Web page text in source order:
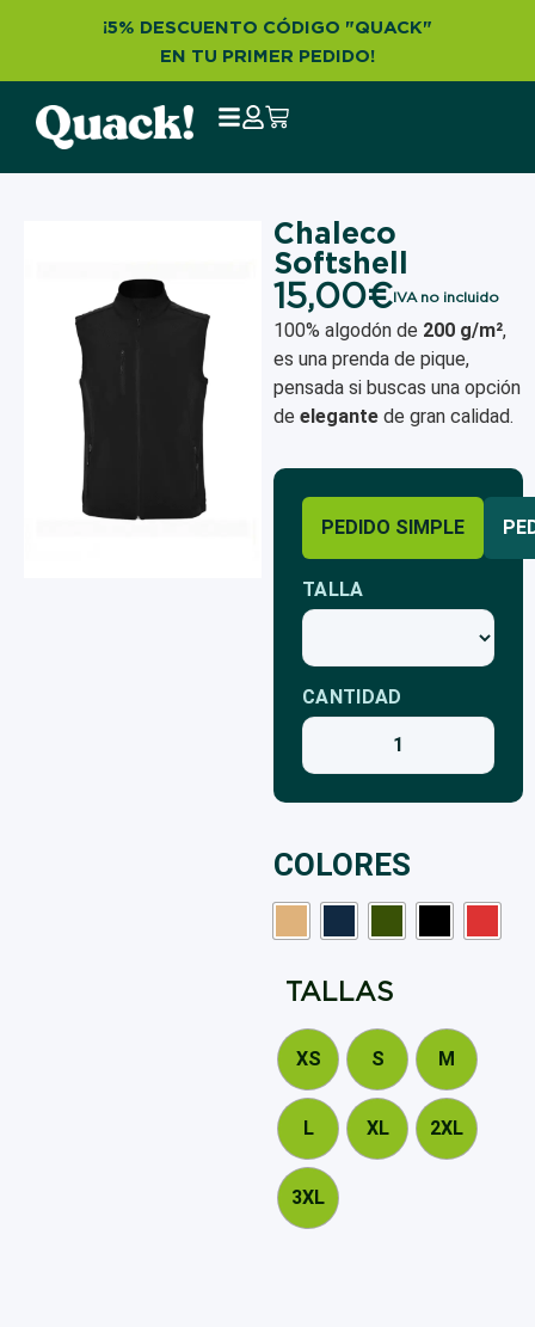
¡5% DESCUENTO CÓDIGO "QUACK"
EN TU PRIMER PEDIDO!
Chaleco
Softshell
15,00€ IVA no incluido
100% algodón de 200 g/m²,
es una prenda de pique,
pensada si buscas una opción
de elegantede gran calidad.
PEDIDO SIMPLE
TALLA
CANTIDAD
COLORES
TALLA
XS S M
L XL 2XL
3XL